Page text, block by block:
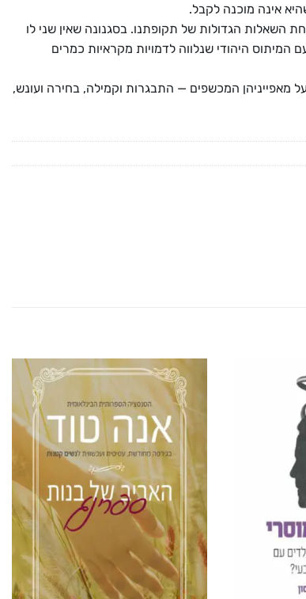
אינה מוכנה לקבל.
השאלות הגדולות של תקופתנו. בסגנונה שאין שני לו
היהודי שנלווה לדמויות מקראיות כמרים
מאפייניהן המכשפים — התבגרות וקמילה, בחירה ועונש,